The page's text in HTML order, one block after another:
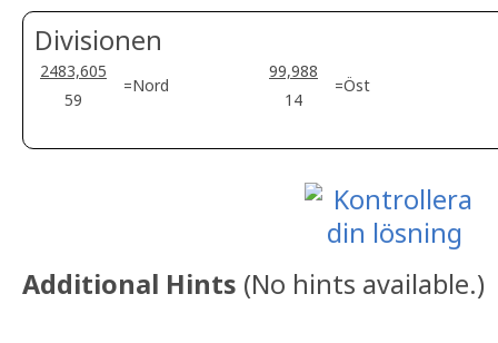
Divisionen
2483,605
=Nord
99,988
=Öst
59 14
Additional Hints (No hints available.)